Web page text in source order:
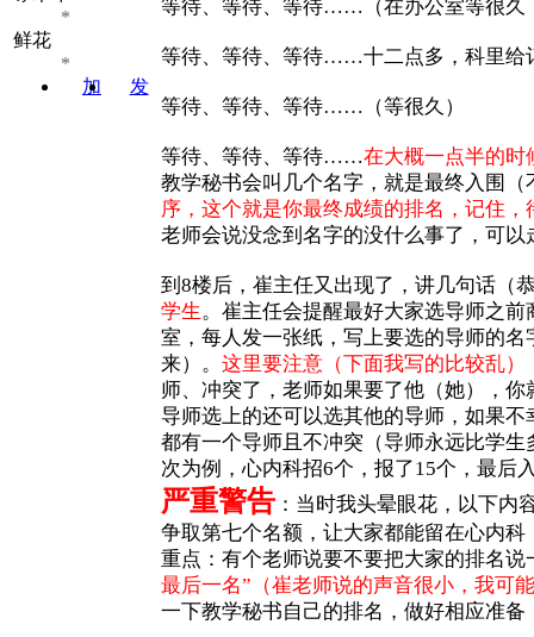
*
鲜花
*
加
发
等待、等待、等待……（在办公室等很久
等待、等待、等待……十二点多，科里给
等待、等待、等待……（等很久）
等待、等待、等待……在大概一点半的时
教学秘书会叫几个名字，就是最终入围
序，这个就是你最终成绩的排名，记住，
老师会说没念到名字的没什么事了，可
到8楼后，崔主任又出现了，讲几句话（
学生。崔主任会提醒最好大家选导师之
室，每人发一张纸，写上要选的导师的
来）。 这里要注意（下面我写的比较乱）
师、冲突了，老师如果要了他（她），
导师选上的还可以选其他的导师，如果
都有一个导师且不冲突（导师永远比学
次为例，心内科招6个，报了15个，最后
严重警告 ：当时我头晕眼花，以下
争取第七个名额，让大家都能留在心内
重点：有个老师说要不要把大家的排名
最后一名”（崔老师说的声音很小，我可
一下教学秘书自己的排名，做好相应准